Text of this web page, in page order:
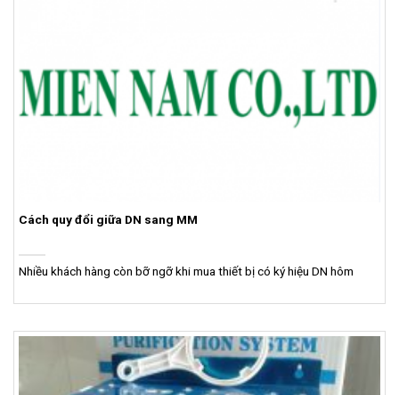
Cách quy đổi giữa DN sang MM
Nhiều khách hàng còn bỡ ngỡ khi mua thiết bị có ký hiệu DN hôm